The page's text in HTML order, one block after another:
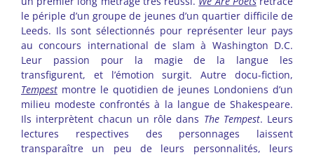
le périple d’un groupe de jeunes d’un quartier difficile de
Leeds. Ils sont sélectionnés pour représenter leur pays
au concours international de slam à Washington D.C.
Leur passion pour la magie de la langue les
transfigurent, et l’émotion surgit. Autre docu-fiction,
Tempest montre le quotidien de jeunes Londoniens d’un
milieu modeste confrontés à la langue de Shakespeare.
Ils interprètent chacun un rôle dans The Tempest. Leurs
lectures respectives des personnages laissent
transparaître un peu de leurs personnalités, leurs